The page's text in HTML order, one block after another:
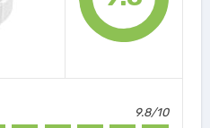
9.8/10